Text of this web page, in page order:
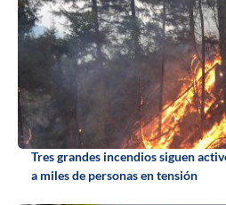
Tres grandes incendios siguen
a miles de personas en tensión